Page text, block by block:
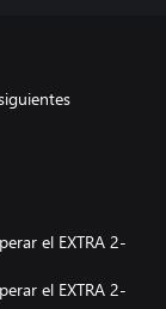
el EXTRA 2-
el EXTRA 2-